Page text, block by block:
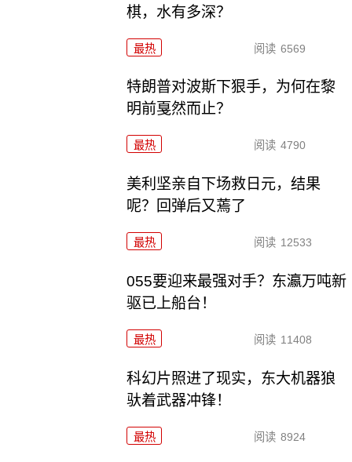
棋，水有多深？
最热 阅读 6569
特朗普对波斯下狠手，为何在黎
明前戛然而止？
最热 阅读 4790
美利坚亲自下场救日元，结果
呢？回弹后又蔫了
最热 阅读 12533
055要迎来最强对手？东瀛万吨新
驱已上船台！
最热 阅读 11408
科幻片照进了现实，东大机器狼
驮着武器冲锋！
最热 阅读 8924